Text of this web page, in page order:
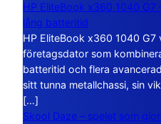
HP EliteBook x360 1040
lång batteritid
HP EliteBook x360 1040 G7
företagsdator som
batteritid och flera
sitt tunna metallchassi, sin
[…]
Skool Daze – spelet som